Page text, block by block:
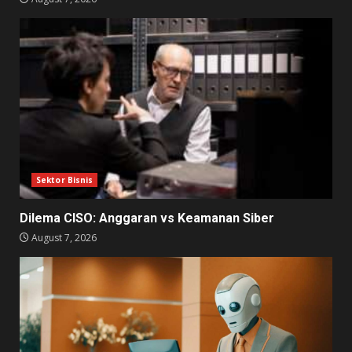
6
Sebarkan Malware
August 6, 2026
Email Phising Menyamar
Balasan
August 6, 2026
Sektor Bisnis
Dilema CISO: Anggaran vs Keamanan Siber
August 7, 2026